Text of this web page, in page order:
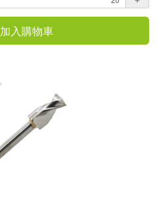
加入購物車